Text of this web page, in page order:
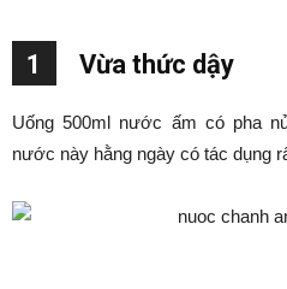
1 Vừa thức dậy
Uống 500ml nước ấm có pha
nước này hằng ngày có tác dụng